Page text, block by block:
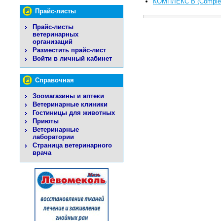
Прайс-листы
Прайс-листы
ветеринарных
организаций
Разместить прайс-лист
Войти в личный кабинет
Справочная
Зоомагазины и аптеки
Ветеринарные клиники
Гостиницы для животных
Приюты
Ветеринарные
лаборатории
Страница ветеринарного
врача